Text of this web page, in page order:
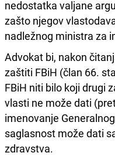
nedostatka valjane
zašto njegov
nadležnog ministra za
Advokat bi, nakon
zaštiti FBiH (član 66.
FBiH niti bilo koji drugi
vlasti ne može dati
imenovanje
saglasnost može dati
zdravstva.